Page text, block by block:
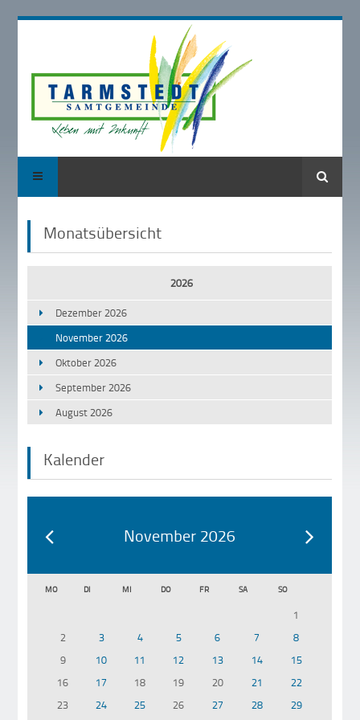
Suche
Monatsübersicht
2026
Dezember 2026
November 2026
Oktober 2026
September 2026
August 2026
Kalender
November 2026
MO DI MI DO FR SA SO
1
2
3 4 5 6 7
8
9
10 11 12 13 14
15
16
17 18 19 20 21
22
23
24 25 26 27 28 29